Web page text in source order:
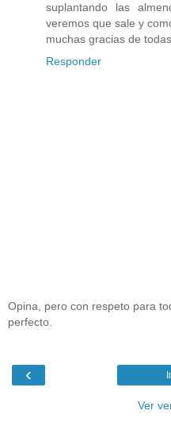
suplantando las
veremos que sale y
muchas gracias de
Responder
Opina, pero con respeto para
perfecto.
‹
Ver